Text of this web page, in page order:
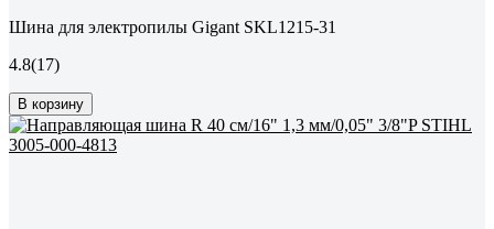
Шина для электропилы Gigant SKL1215-31
4.8(17)
В корзину